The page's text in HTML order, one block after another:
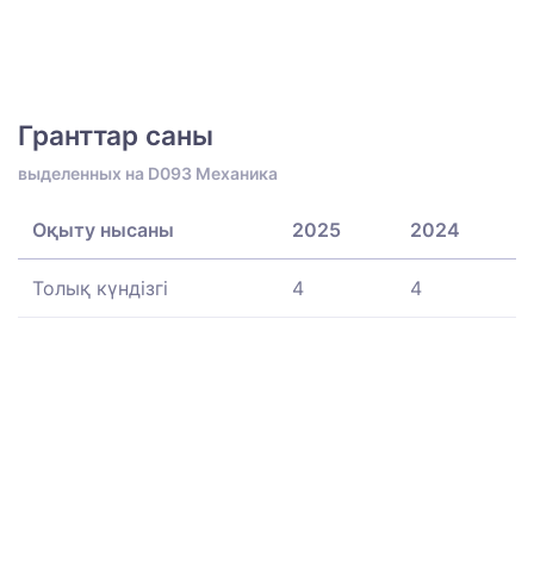
Гранттар саны
выделенных на D093 Механика
Оқыту нысаны 2025 2024
Толық күндізгі 4 4